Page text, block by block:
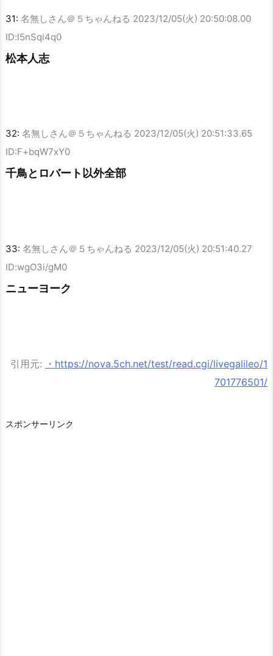
31: 名無しさん＠５ちゃんねる 2023/12/05(火) 20:50:08.00
ID:l5nSqi4q0
松本人志
32: 名無しさん＠５ちゃんねる 2023/12/05(火) 20:51:33.65
ID:F+bqW7xY0
千鳥とロバート以外全部
33: 名無しさん＠５ちゃんねる 2023/12/05(火) 20:51:40.27
ID:wgO3i/gM0
ニューヨーク
引用元:
・https://nova.5ch.net/test/read.cgi/livegalileo/1
701776501/
スポンサーリンク